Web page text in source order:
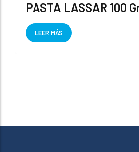
PASTA LASSAR 100
LEER MÁS